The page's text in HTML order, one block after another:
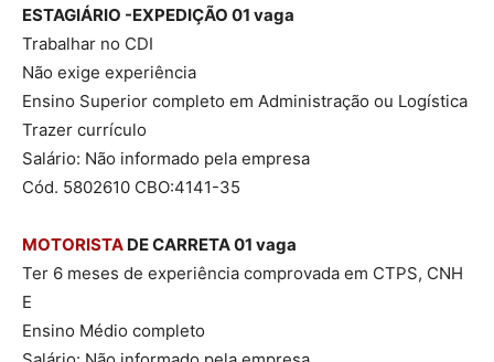
ESTAGIÁRIO -EXPEDIÇÃO 01 vaga
Trabalhar no CDI
Não exige experiência
Ensino Superior completo em Administração ou Logística
Trazer currículo
Salário: Não informado pela empresa
Cód. 5802610 CBO:4141-35
MOTORISTA DE CARRETA 01 vaga
Ter 6 meses de experiência comprovada em CTPS, CNH
E
Ensino Médio completo